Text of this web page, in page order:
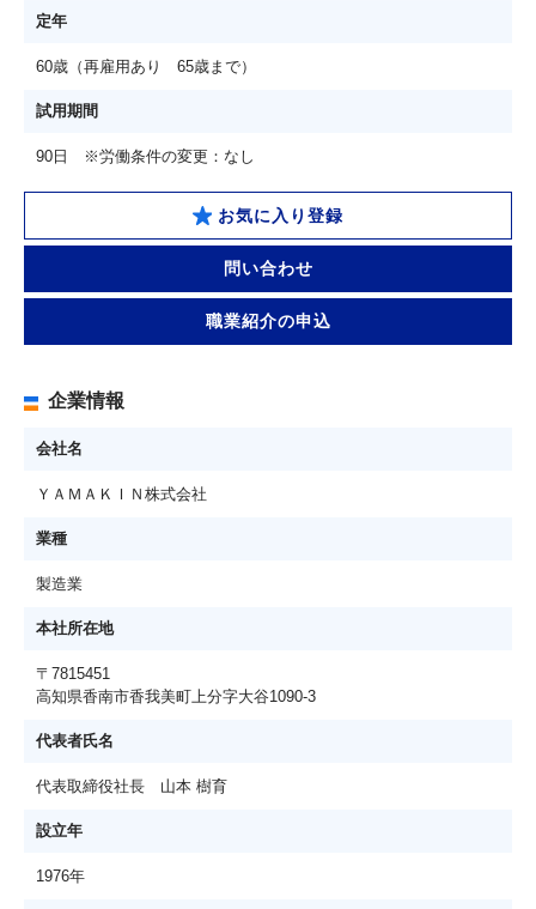
定年
60歳（再雇用あり 65歳まで）
試用期間
90日 ※労働条件の変更：なし
お気に入り登録
問い合わせ
職業紹介の申込
企業情報
会社名
ＹＡＭＡＫＩＮ株式会社
業種
製造業
本社所在地
〒7815451
高知県香南市香我美町上分字大谷1090-3
代表者氏名
代表取締役社長 山本 樹育
設立年
1976年